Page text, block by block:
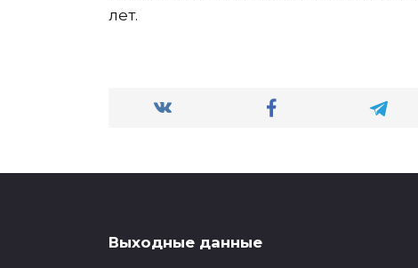
лет.
Выходные данные